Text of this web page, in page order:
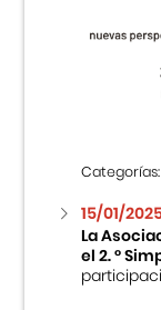
Categorías:
15/01/
La
el 2. °